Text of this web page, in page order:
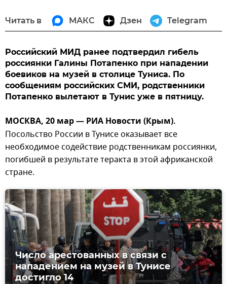
Читать в МАКС Дзен Telegram
Российский МИД ранее подтвердил гибель
россиянки Галины Потапенко при нападении
боевиков на музей в столице Туниса. По
сообщениям российских СМИ, родственники
Потапенко вылетают в Тунис уже в пятницу.
МОСКВА, 20 мар — РИА Новости (Крым).
Посольство России в Тунисе оказывает все
необходимое содействие родственникам россиянки,
погибшей в результате теракта в этой африканской
стране.
Число арестованных в связи с
нападением на музей в Тунисе
достигло 14